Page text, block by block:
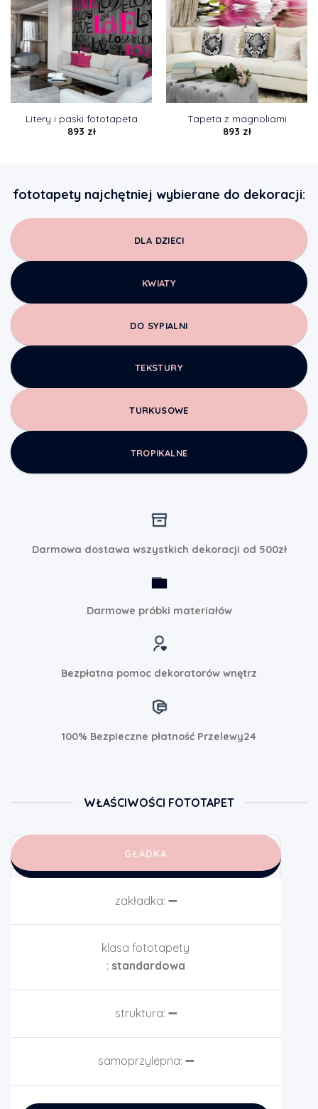
Litery i paski fototapeta
893 zł
Tapeta z magnoliami
893 zł
fototapety najchętniej wybierane do dekoracji:
DLA DZIECI
KWIATY
DO SYPIALNI
TEKSTURY
TURKUSOWE
TROPIKALNE
Darmowa dostawa wszystkich dekoracji od 500zł
Darmowe próbki materiałów
Bezpłatna pomoc dekoratorów wnętrz
100% Bezpieczne płatność Przelewy24
WŁAŚCIWOŚCI FOTOTAPET
GŁADKA
zakładka: ➖
klasa fototapety
: standardowa
struktura: ➖
samoprzylepna: ➖